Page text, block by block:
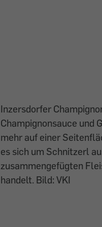
Inzersdorfer
Champignonsauce und
mehr auf einer
es sich um Schnitzerl
zusammengefügten
handelt. Bild: VKI